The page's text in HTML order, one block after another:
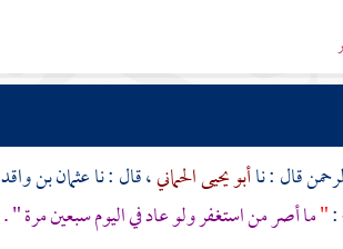
قال : ناأبو يحيى الحماني، قال : ناعثمان بن واقد
:
"ما أصر من استغفر ولو عاد في اليوم سبعين مرة " .